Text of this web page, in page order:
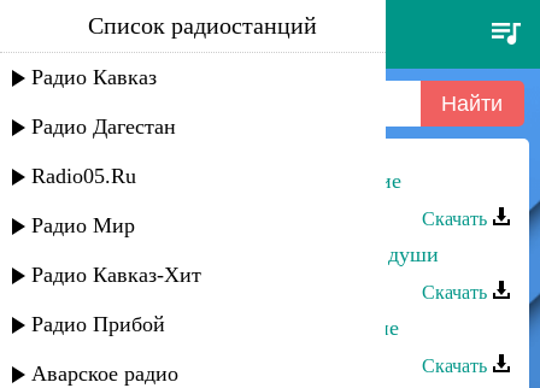
danial - всё также одинок
Список радиостанций
Радио Кавказ
Радио Дагестан
Radio05.Ru
Радио Мир
Радио Кавказ-Хит
Радио Прибой
Аварское радио
Асадула Хирамагомедов - Одинокие
Скачать
Даниэль Гарунов - Блюз одинокой души
Скачать
Джанибек Рамазанов - Одиноко мне
Скачать